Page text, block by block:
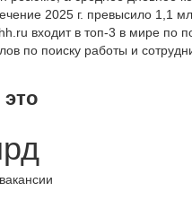
2025 г. превысило 1,1
входит в топ-3 в мире по
по поиску работы и